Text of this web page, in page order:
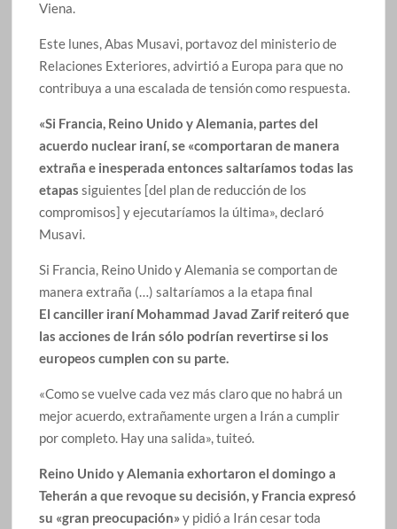
Viena.
Este lunes, Abas Musavi, portavoz del ministerio de
Relaciones Exteriores, advirtió a Europa para que no
contribuya a una escalada de tensión como respuesta.
«Si Francia, Reino Unido y Alemania, partes del
acuerdo nuclear iraní, se «comportaran de manera
extraña e inesperada entonces saltaríamos todas las
etapas siguientes [del plan de reducción de los
compromisos] y ejecutaríamos la última», declaró
Musavi.
Si Francia, Reino Unido y Alemania se comportan de
manera extraña (…) saltaríamos a la etapa final
El canciller iraní Mohammad Javad Zarif reiteró que
las acciones de Irán sólo podrían revertirse si los
europeos cumplen con su parte.
«Como se vuelve cada vez más claro que no habrá un
mejor acuerdo, extrañamente urgen a Irán a cumplir
por completo. Hay una salida», tuiteó.
Reino Unido y Alemania exhortaron el domingo a
Teherán a que revoque su decisión, y Francia expresó
su «gran preocupación»y pidió a Irán cesar toda